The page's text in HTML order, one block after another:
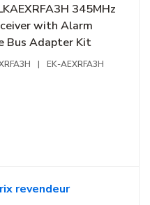
345MHz
with Alarm
Bus Adapter Kit
| EK-AEXRFA3H
revendeur